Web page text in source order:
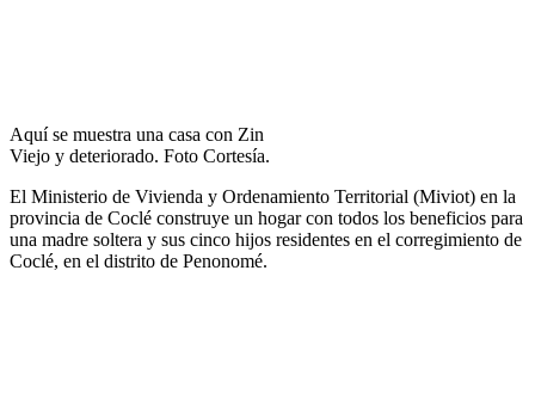
Aquí se muestra una casa con Zin
Viejo y deteriorado. Foto Cortesía.
El Ministerio de Vivienda y Ordenamiento Territorial (Miviot) en la
provincia de Coclé construye un hogar con todos los beneficios para
una madre soltera y sus cinco hijos residentes en el corregimiento de
Coclé, en el distrito de Penonomé.